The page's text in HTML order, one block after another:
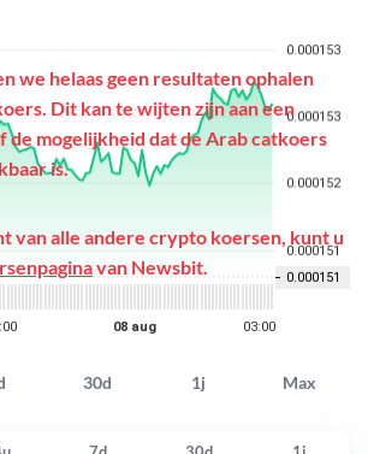
30d 1j Max
we helaas geen resultaten ophalen
Dit kan te wijten zijn aan een
mogelijkheid dat de Arab catkoers
is.
van alle andere crypto koersen, kunt u
van Newsbit.